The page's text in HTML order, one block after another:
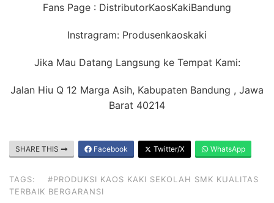
Fans Page : DistributorKaosKakiBandung
Instragram: Produsenkaoskaki
Jika Mau Datang Langsung ke Tempat Kami:
Jalan Hiu Q 12 Marga Asih, Kabupaten Bandung , Jawa
Barat 40214
SHARE THIS Facebook Twitter/X WhatsApp
TAGS:
#PRODUKSI KAOS KAKI SEKOLAH SMK KUALITAS
TERBAIK BERGARANSI